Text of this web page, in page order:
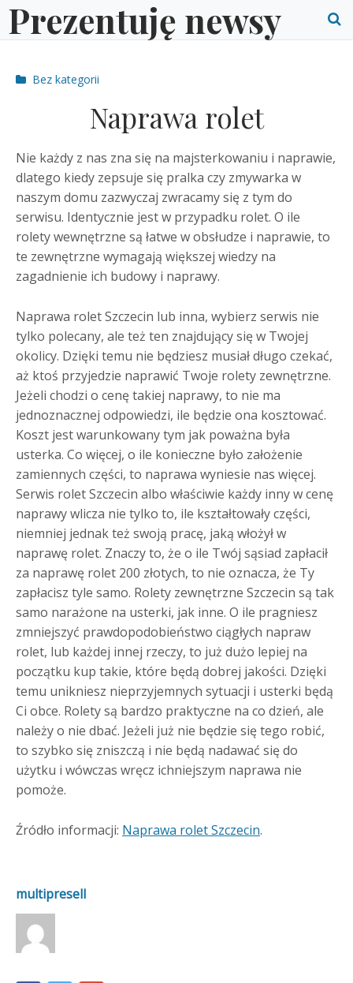
Skip
toPrezentuję newsy
Post
Bez kategorii
Naprawa rolet
Nie każdy z nas zna się na majsterkowaniu i naprawie,
dlatego kiedy zepsuje się pralka czy zmywarka w
naszym domu zazwyczaj zwracamy się z tym do
serwisu. Identycznie jest w przypadku rolet. O ile
rolety wewnętrzne są łatwe w obsłudze i naprawie, to
te zewnętrzne wymagają większej wiedzy na
zagadnienie ich budowy i naprawy.
Naprawa rolet Szczecin lub inna, wybierz serwis nie
tylko polecany, ale też ten znajdujący się w Twojej
okolicy. Dzięki temu nie będziesz musiał długo czekać,
aż ktoś przyjedzie naprawić Twoje rolety zewnętrzne.
Jeżeli chodzi o cenę takiej naprawy, to nie ma
jednoznacznej odpowiedzi, ile będzie ona kosztować.
Koszt jest warunkowany tym jak poważna była
usterka. Co więcej, o ile konieczne było założenie
zamiennych części, to naprawa wyniesie nas więcej.
Serwis rolet Szczecin albo właściwie każdy inny w cenę
naprawy wlicza nie tylko to, ile kształtowały części,
niemniej jednak też swoją pracę, jaką włożył w
naprawę rolet. Znaczy to, że o ile Twój sąsiad zapłacił
za naprawę rolet 200 złotych, to nie oznacza, że Ty
zapłacisz tyle samo. Rolety zewnętrzne Szczecin są tak
samo narażone na usterki, jak inne. O ile pragniesz
zmniejszyć prawdopodobieństwo ciągłych napraw
rolet, lub każdej innej rzeczy, to już dużo lepiej na
początku kup takie, które będą dobrej jakości. Dzięki
temu unikniesz nieprzyjemnych sytuacji i usterki będą
Ci obce. Rolety są bardzo praktyczne na co dzień, ale
należy o nie dbać. Jeżeli już nie będzie się tego robić,
to szybko się zniszczą i nie będą nadawać się do
użytku i wówczas wręcz ichniejszym naprawa nie
pomoże.
Źródło informacji: Naprawa rolet Szczecin.
multipresell